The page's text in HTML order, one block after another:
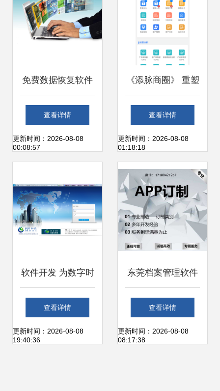
新篇章
免费数据恢复软件
给你，你真的敢用
吗？聚焦办公服务
查看详情
更新时间：2026-08-08
00:08:57
《添脉商圈》 重塑
办公服务软件的智
能化新生态
查看详情
更新时间：2026-08-08
01:18:18
软件开发 为数字时
代打造智能工具
箱，时间财富网助
查看详情
更新时间：2026-08-08
19:40:36
东莞档案管理软件
定制开发公司匠人
精神用心服务 梦幻
查看详情
更新时间：2026-08-08
08:17:38